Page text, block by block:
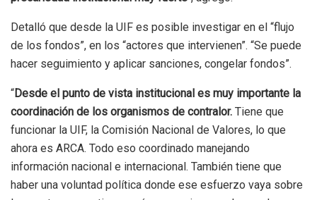
Detalló que desde la UIF es posible investigar en el “flujo
de los fondos”, en los “actores que intervienen”. “Se puede
hacer seguimiento y aplicar sanciones, congelar fondos”.
“Desde el punto de vista institucional es muy importante la
coordinación de los organismos de contralor. Tiene que
funcionar la UIF, la Comisión Nacional de Valores, lo que
ahora es ARCA. Todo eso coordinado manejando
información nacional e internacional. También tiene que
haber una voluntad política donde ese esfuerzo vaya sobre